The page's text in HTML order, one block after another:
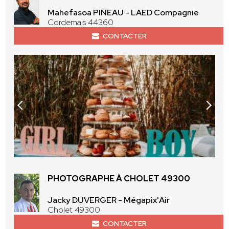
Mahefasoa PINEAU - LAED Compagnie
Cordemais 44360
CONTACTER
PHOTOGRAPHE À CHOLET 49300
Jacky DUVERGER - Mégapix'Air
Cholet 49300
CONTACTER